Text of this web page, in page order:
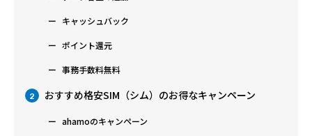
キャッシュバック
ポイント還元
事務手数料無料
2 おすすめ格安SIM（シム）のお得なキャンペーン
ahamoのキャンペーン